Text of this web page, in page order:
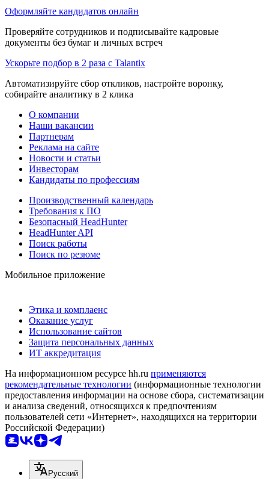
Оформляйте кандидатов онлайн
Проверяйте сотрудников и подписывайте кадровые
документы без бумаг и личных встреч
Ускорьте подбор в 2 раза с Talantix
Автоматизируйте сбор откликов, настройте воронку,
собирайте аналитику в 2 клика
О компании
Наши вакансии
Партнерам
Реклама на сайте
Новости и статьи
Инвесторам
Кандидаты по профессиям
Производственный календарь
Требования к ПО
Безопасный HeadHunter
HeadHunter API
Поиск работы
Поиск по резюме
Мобильное приложение
Этика и комплаенс
Оказание услуг
Использование сайтов
Защита персональных данных
ИТ аккредитация
На информационном ресурсе hh.ru применяются
рекомендательные технологии (информационные технологии
предоставления информации на основе сбора, систематизации
и анализа сведений, относящихся к предпочтениям
пользователей сети «Интернет», находящихся на территории
Российской Федерации)
Русский